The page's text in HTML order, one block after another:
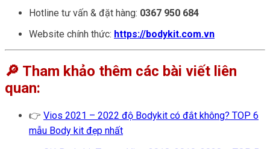
Hotline tư vấn & đặt hàng: 0367 950 684
Website chính thức: https://bodykit.com.vn
🔎 Tham khảo thêm các bài viết liên
quan:
👉 Vios 2021 – 2022 độ Bodykit có đắt không? TOP 6
mẫu Body kit đẹp nhất